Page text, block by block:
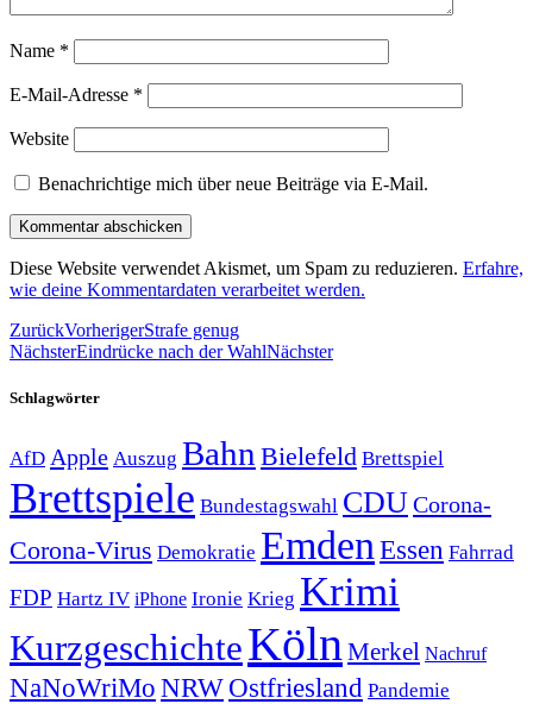
Name *
E-Mail-Adresse *
Website
Benachrichtige mich über neue Beiträge via E-Mail.
Diese Website verwendet Akismet, um Spam zu reduzieren. Erfahre,
wie deine Kommentardaten verarbeitet werden.
ZurückVorherigerStrafe genug
NächsterEindrücke nach der WahlNächster
Schlagwörter
AfD Apple Auszug Bahn Bielefeld Brettspiel
Brettspiele Bundestagswahl CDUCorona-
Corona-Virus Demokratie Emden Essen Fahrrad
FDP Hartz IV iPhone Ironie Krieg Krimi
KurzgeschichteKölnMerkel Nachruf
NaNoWriMo NRWOstfriesland Pandemie